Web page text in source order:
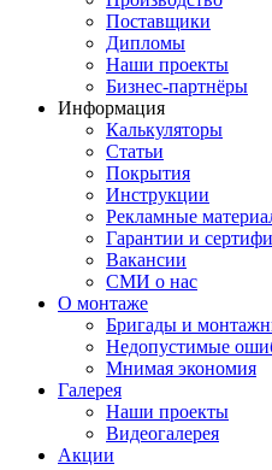
Поставщики
Дипломы
Наши проекты
Бизнес-партнёры
Информация
Калькуляторы
Статьи
Покрытия
Инструкции
Рекламные
Гарантии и
Вакансии
СМИ о нас
О монтаже
Бригады и
Недопустимые
Мнимая экономия
Галерея
Наши проекты
Видеогалерея
Акции